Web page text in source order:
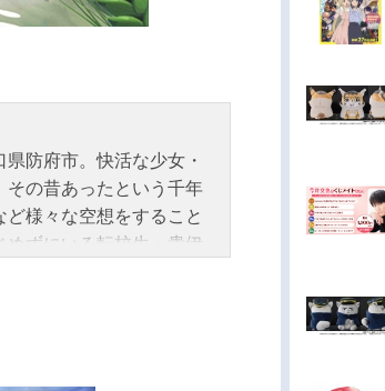
防府市。快活な少女・
その昔あったという千年
様々な空想をすること
めずにいる転校生・貴伊
す。悲しむ貴伊子をい
けて──。作品名マイマ